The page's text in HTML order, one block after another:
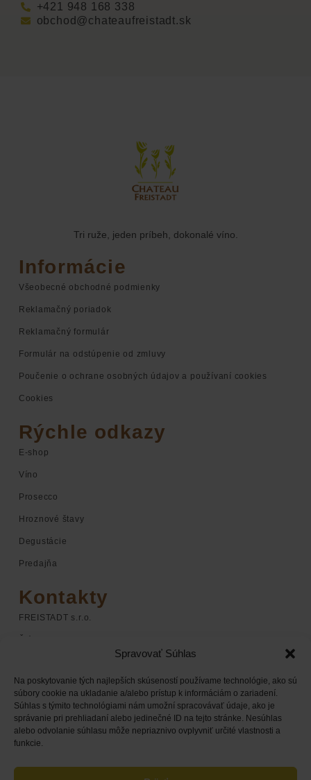
Spravovať Súhlas
Na poskytovanie tých najlepších skúseností používame technológie, ako sú
súbory cookie na ukladanie a/alebo prístup k informáciám o zariadení.
Súhlas s týmito technológiami nám umožní spracovávať údaje, ako je
správanie pri prehliadaní alebo jedinečné ID na tejto stránke. Nesúhlas
alebo odvolanie súhlasu môže nepriaznivo ovplyvniť určité vlastnosti a
funkcie.
+421 948 168 338
obchod@chateaufreistadt.sk
Tri ruže, jeden príbeh, dokonalé víno.
Informácie
Všeobecné obchodné podmienky
Reklamačný poriadok
Reklamačný formulár
Formulár na odstúpenie od zmluvy
Poučenie o ochrane osobných údajov a používaní cookies
Cookies
Rýchle odkazy
E-shop
Víno
Prosecco
Hroznové štavy
Degustácie
Predajňa
Kontakty
FREISTADT s.r.o.
+421 948 068 598
+421 948 168 338
obchod@chateaufreistadt.sk